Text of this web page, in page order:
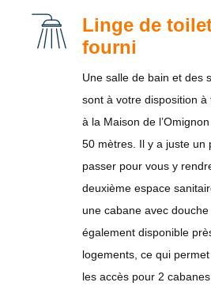
Linge de
fourni
Une salle de bain et des
sont à votre disposition à
à la Maison de
50 mètres. Il y a juste un
passer pour vous y
deuxième espace
une cabane avec
également disponible
logements, ce qui
les accès pour 2 cabanes.